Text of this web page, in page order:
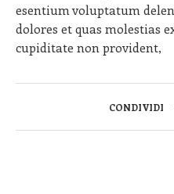
esentium voluptatum
dolores et quas molestias
cupiditate non provident,
CONDIVIDI